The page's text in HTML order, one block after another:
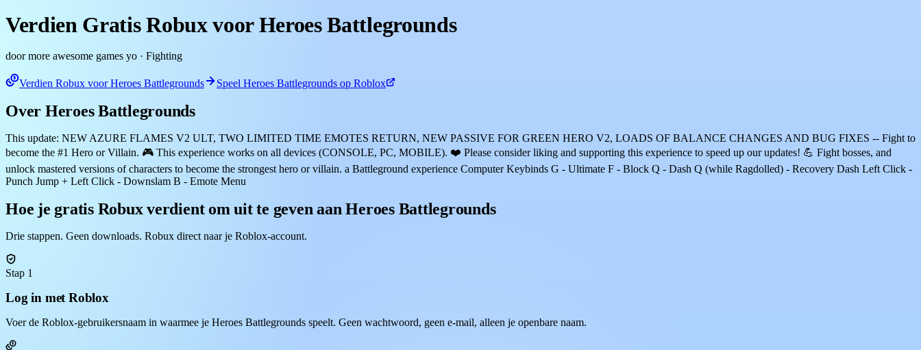
Verdien Gratis Robux voor Heroes Battlegrounds
door more awesome games yo · Fighting
Verdien Robux voor Heroes Battlegrounds Speel Heroes Battlegrounds op Roblox
Over Heroes Battlegrounds
This update: NEW AZURE FLAMES V2 ULT, TWO LIMITED TIME EMOTES RETURN, NEW PASSIVE FOR GREEN HERO V2, LOADS OF BALANCE CHANGES AND BUG FIXES -- Fight to
become the #1 Hero or Villain. 🎮 This experience works on all devices (CONSOLE, PC, MOBILE). ❤️ Please consider liking and supporting this experience to speed up our updates! 💪 Fight bosses, and
unlock mastered versions of characters to become the strongest hero or villain. a Battleground experience Computer Keybinds G - Ultimate F - Block Q - Dash Q (while Ragdolled) - Recovery Dash Left Click -
Punch Jump + Left Click - Downslam B - Emote Menu
Hoe je gratis Robux verdient om uit te geven aan Heroes Battlegrounds
Drie stappen. Geen downloads. Robux direct naar je Roblox-account.
Stap 1
Log in met Roblox
Voer de Roblox-gebruikersnaam in waarmee je Heroes Battlegrounds speelt. Geen wachtwoord, geen e-mail, alleen je openbare naam.